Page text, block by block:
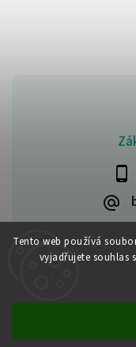
Tento web používá
vyjadřujete souhlas